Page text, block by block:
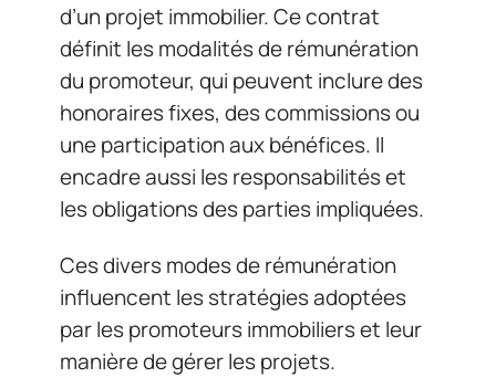
d’un projet immobilier. Ce contrat
définit les modalités de rémunération
du promoteur, qui peuvent inclure des
honoraires fixes, des commissions ou
une participation aux bénéfices. Il
encadre aussi les responsabilités et
les obligations des parties impliquées.
Ces divers modes de rémunération
influencent les stratégies adoptées
par les promoteurs immobiliers et leur
manière de gérer les projets.